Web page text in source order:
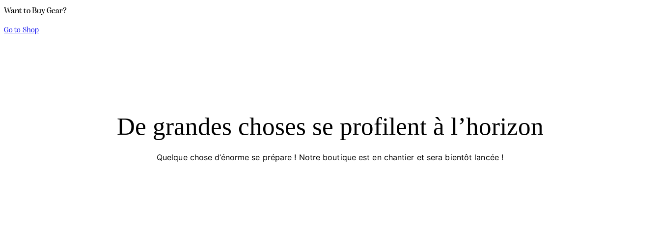
Want to Buy Gear?
Go to Shop
De grandes choses se profilent à l’horizon
Quelque chose d’énorme se prépare ! Notre boutique est en chantier et sera bientôt lancée !